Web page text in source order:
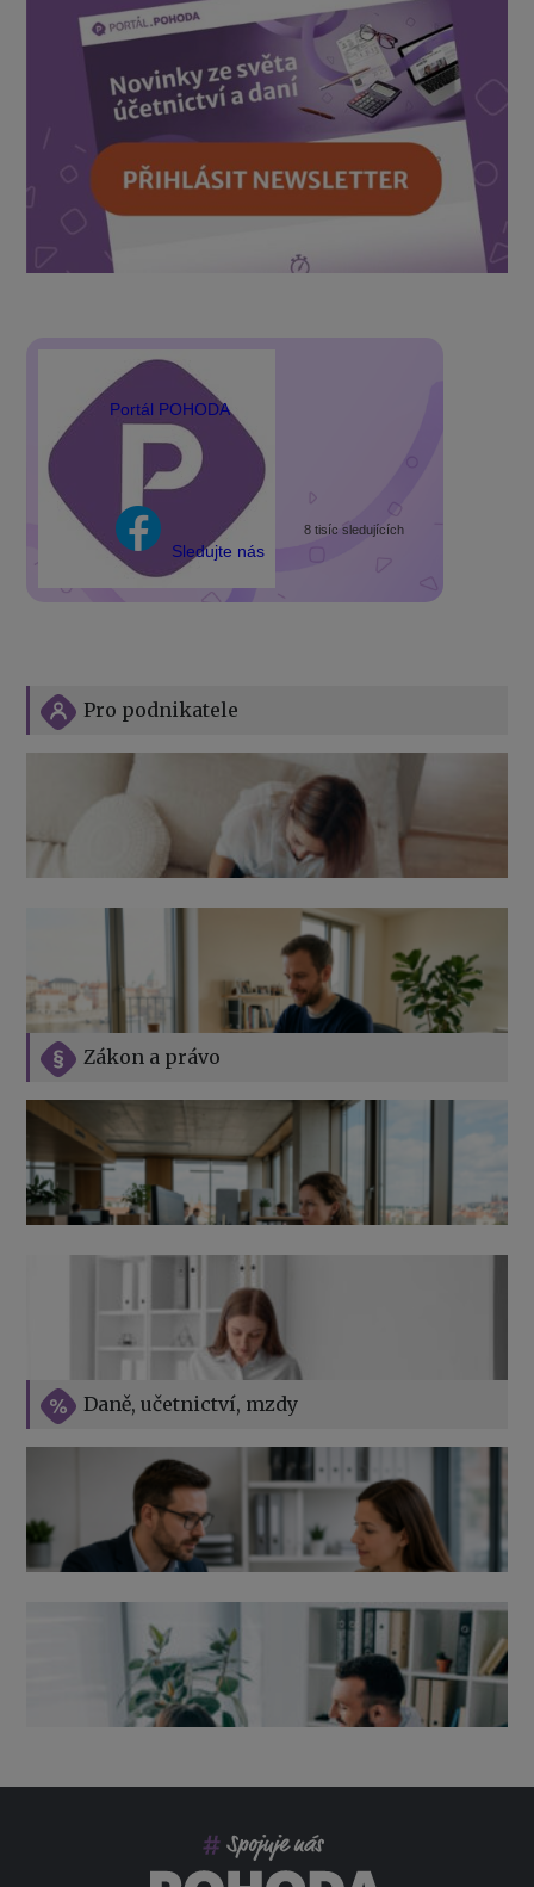
Portál POHODA
Sledujte nás
8 tisíc sledujících
Daně, učetnictví, mzdy
Zákon a právo
Vše o překážkách v práci na straně zaměstnavatele
Výpověď ze zdravotních důvodů 2026 – průvodce pro
zaměstnavatele
Pro podnikatele
Jak na podnikání při rodičovské dovolené
Přehledy pro OSSZ a zdravotní pojišťovny – jak na ně
v roce 2026